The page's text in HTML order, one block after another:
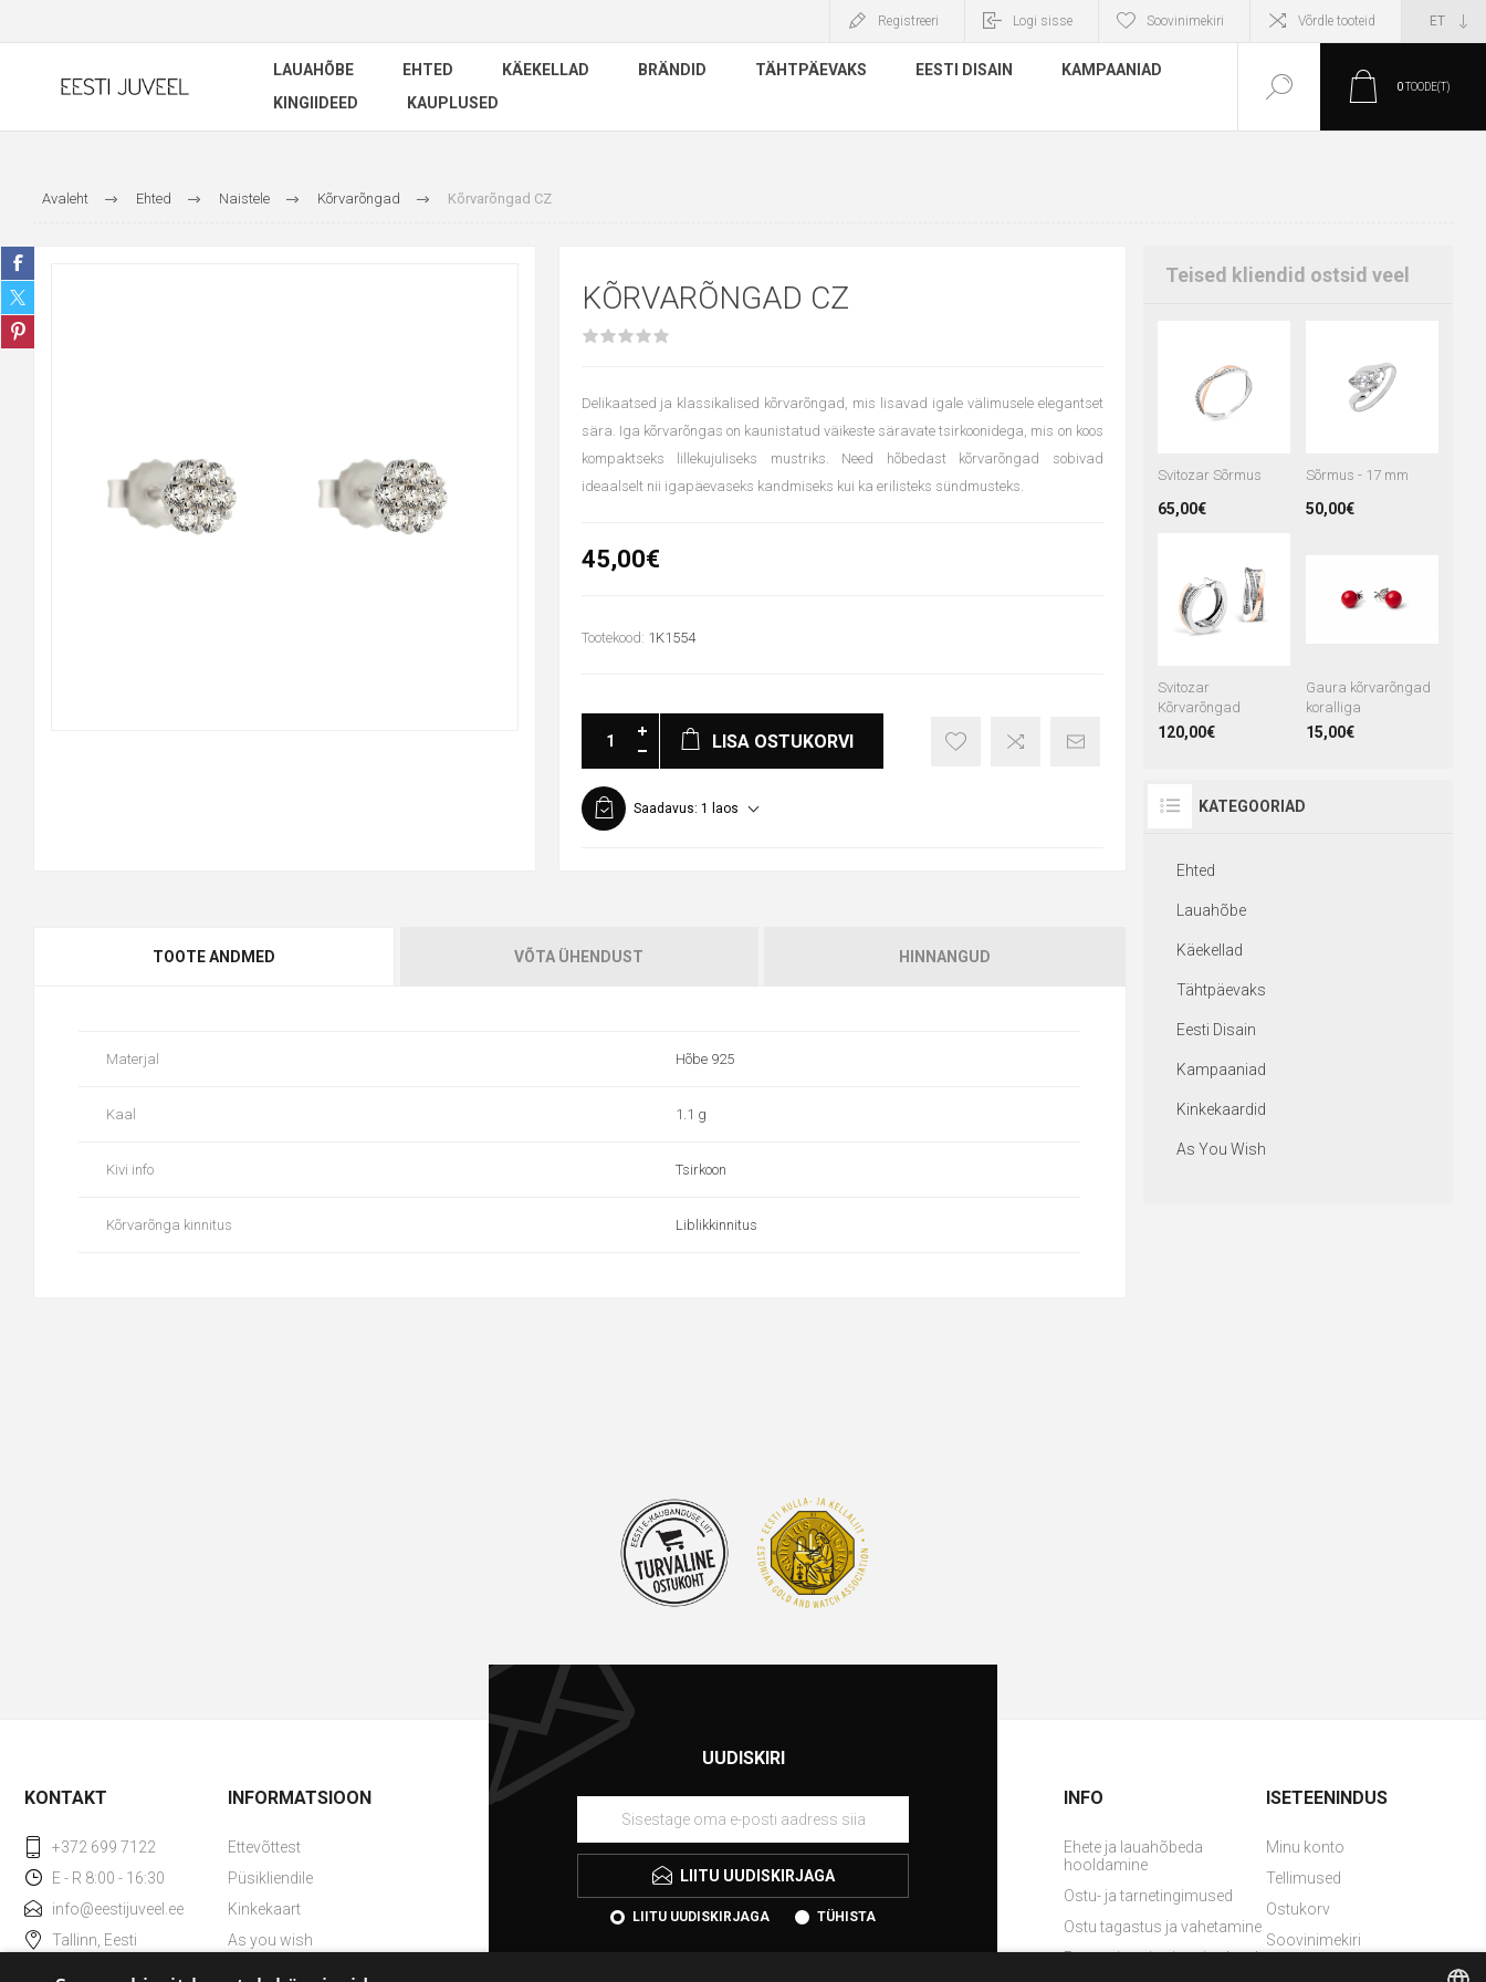
Registreeri Logi sisse Soovinimekiri Võrdle tooteid
LAUAHÕBE EHTED KÄEKELLAD BRÄNDID TÄHTPÄEVAKS EESTI DISAIN
KAMPAANIAD
KINGIIDEED
KAUPLUSED
0TOODE(T)
Avaleht Ehted Naistele Kõrvarõngad Kõrvarõngad CZ
KÕRVARÕNGAD CZ
Delikaatsed ja klassikalised kõrvarõngad, mis lisavad igale välimusele elegantset
sära. Iga kõrvarõngas on kaunistatud väikeste säravate tsirkoonidega, mis on koos
kompaktseks lillekujuliseks mustriks. Need hõbedast kõrvarõngad sobivad
ideaalselt nii igapäevaseks kandmiseks kui ka erilisteks sündmusteks.
45,00€
Tootekood: 1K1554
LISA OSTUKORVI
Saadavus: 1 laos
TOOTE ANDMED VÕTA ÜHENDUST HINNANGUD
Materjal Hõbe 925
Kaal 1.1 g
Kivi info Tsirkoon
Kõrvarõnga kinnitus Liblikkinnitus
Teised kliendid ostsid veel
Svitozar Sõrmus
65,00€
Sõrmus - 17 mm
50,00€
Svitozar
Kõrvarõngad
120,00€
Gaura kõrvarõngad
koralliga
15,00€
KATEGOORIAD
Ehted
Lauahõbe
Käekellad
Tähtpäevaks
Eesti Disain
Kampaaniad
Kinkekaardid
As You Wish
UUDISKIRI
LIITU UUDISKIRJAGA
LIITU UUDISKIRJAGA TÜHISTA
KONTAKT
+372 699 7122
E - R 8:00 - 16:30
info@eestijuveel.ee
Tallinn, Eesti
INFORMATSIOON
Ettevõttest
Püsikliendile
Kinkekaart
As you wish
INFO
Ehete ja lauahõbeda
hooldamine
Ostu- ja tarnetingimused
Ostu tagastus ja vahetamine
Pretensiooni esitamise kord
ISETEENINDUS
Minu konto
Tellimused
Ostukorv
Soovinimekiri